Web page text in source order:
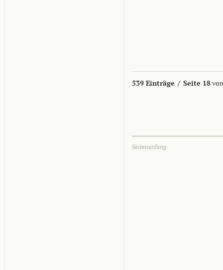
539 Einträge / Seite 18
Seitenanfang